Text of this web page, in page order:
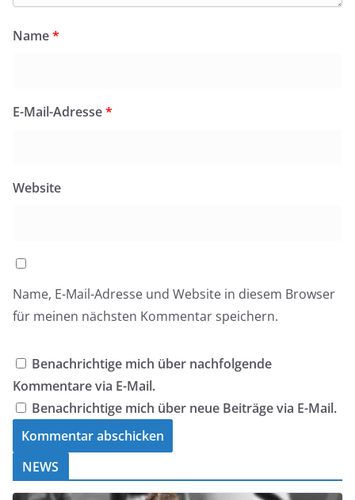
Name*
E-Mail-Adresse*
Website
Name, E-Mail-Adresse und Website in diesem Browser
für meinen nächsten Kommentar speichern.
Benachrichtige mich über nachfolgende
Kommentare via E-Mail.
Benachrichtige mich über neue Beiträge via E-Mail.
NEWS